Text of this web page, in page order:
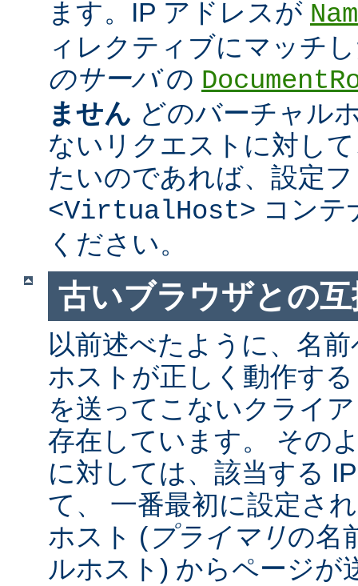
ます。IP アドレスが
ィレクティブにマッチ
のサーバの
ません どのバーチャル
ないリクエストに対し
たいのであれば、設定
<VirtualHost> コンテ
ください。
古いブラウザとの
以前述べたように、名
ホストが正しく動作す
を送ってこないクライ
存在しています。 その
に対しては、該当する
て、 一番最初に設定さ
ホスト ( プライマリの名
ルホスト) からページが